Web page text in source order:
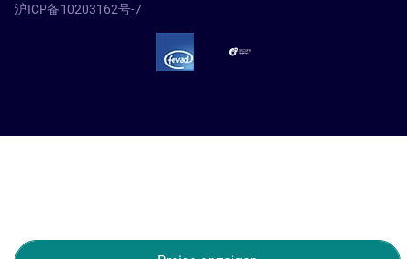
沪ICP备10203162号-7